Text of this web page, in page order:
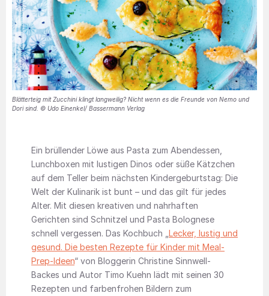
Blätterteig mit Zucchini klingt langweilig? Nicht wenn es die Freunde von Nemo und
Dori sind. © Udo Einenkel/ Bassermann Verlag
Ein brüllender Löwe aus Pasta zum Abendessen,
Lunchboxen mit lustigen Dinos oder süße Kätzchen
auf dem Teller beim nächsten Kindergeburtstag: Die
Welt der Kulinarik ist bunt – und das gilt für jedes
Alter. Mit diesen kreativen und nahrhaften
Gerichten sind Schnitzel und Pasta Bolognese
schnell vergessen. Das Kochbuch „ Lecker, lustig und
gesund. Die besten Rezepte für Kinder mit Meal-
Prep-Ideen“ von Bloggerin Christine Sinnwell-
Backes und Autor Timo Kuehn lädt mit seinen 30
Rezepten und farbenfrohen Bildern zum